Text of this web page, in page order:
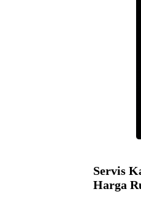
Servis
Harga